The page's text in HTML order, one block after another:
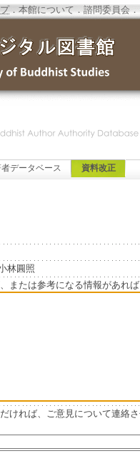
．本館について ．諮問委員会 ．
データベース 資料改正
林圓照
または参考になる情報があれ
ければ、ご意見について連絡